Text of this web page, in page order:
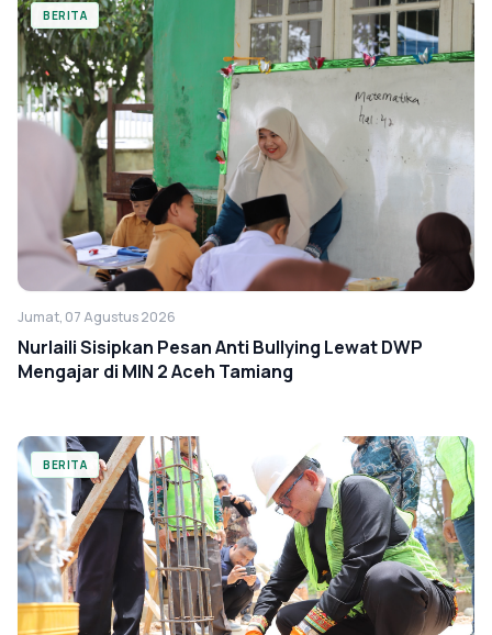
BERITA
Jumat, 07 Agustus 2026
Nurlaili Sisipkan Pesan Anti Bullying Lewat DWP
Mengajar di MIN 2 Aceh Tamiang
BERITA